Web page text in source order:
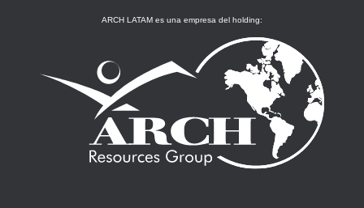
ARCH LATAM es una empresa del holding: